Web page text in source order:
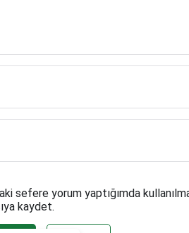
sefere yorum yaptığımda
kaydet.